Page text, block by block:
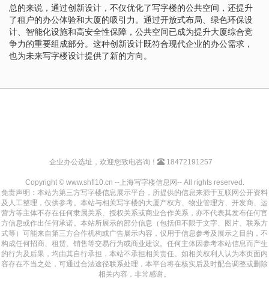
总的来说，通过创新设计，不仅优化了写字楼的公共空间，还提升
了租户的办公体验和大厦的吸引力。通过开放式布局、绿色环保设
计、智能化设施和高安全性保障，公共空间已成为提升大厦综合竞
争力的重要组成部分。这种创新设计既符合现代企业的办公需求，
也为未来写字楼设计提供了新的方向。
企业办公选址，欢迎您致电咨询！ 18472191257
Copyright © www.shfl10.cn --上海写字楼信息网-- All rights reserved.
免责声明：本站为第三方写字楼信息展示平台，所提供的信息来源于互联网公开资料
及人工整理，仅供参考。本站与相关写字楼的大厦产权方、物业管理方、开发商、运
营方等主体不存在任何隶属关系、授权关系或商业合作关系，亦不代表其发布任何官
方信息或作出任何承诺。本站所展示的部分信息（包括但不限于文字、图片、联系方
式等）可能来自第三方合作机构或广告展示内容，仅用于信息参考及展示之目的，不
构成任何招商、租赁、销售等交易行为或商业建议。任何主体因参考本站信息而产生
的行为及后果，均由其自行承担，本站不承担相关责任。如相关权利人认为本页面内
容存在不当之处，可通过合法途径联系处理，本平台将在核实后及时配合调整或删除
相关内容，非常感谢。